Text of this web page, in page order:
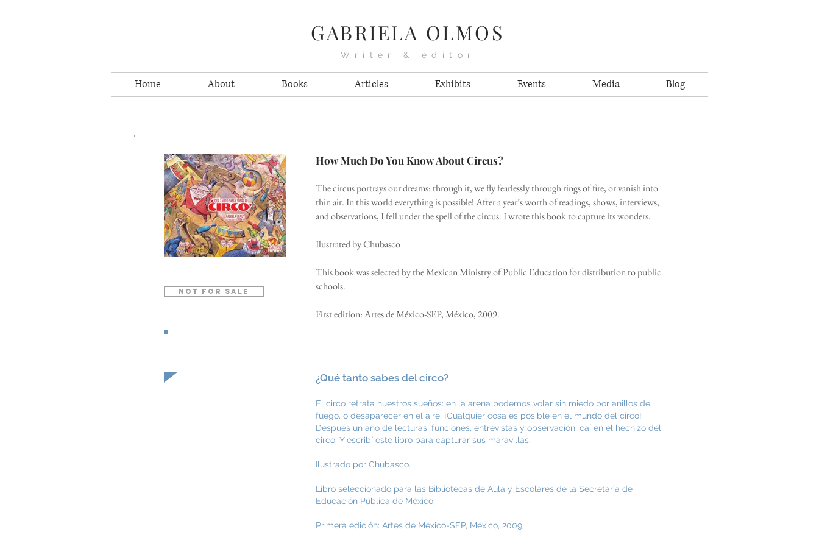
GABRIELA OLMOS
Writer & editor
Home About Books Articles Exhibits Events Media Blog
not for sale
How Much Do You Know About Circus?
The circus portrays our dreams: through it, we fly fearlessly through rings of fire, or vanish into
thin air. In this world everything is possible! After a year’s worth of readings, shows, interviews,
and observations, I fell under the spell of the circus. I wrote this book to capture its wonders.
Ilustrated by Chubasco
This book was selected by the Mexican Ministry of Public Education for distribution to public
schools.
First edition: Artes de México-SEP, México, 2009.
¿Qué tanto sabes del circo?
El circo retrata nuestros sueños: en la arena podemos volar sin miedo por anillos de
fuego, o desaparecer en el aire. ¡Cualquier cosa es posible en el mundo del circo!
Después un año de lecturas, funciones, entrevistas y observación, caí en el hechizo del
circo. Y escribí este libro para capturar sus maravillas.
Ilustrado por Chubasco.
Libro seleccionado para las Bibliotecas de Aula y Escolares de la Secretaría de
Educación Pública de México.
Primera edición: Artes de México-SEP, México, 2009.